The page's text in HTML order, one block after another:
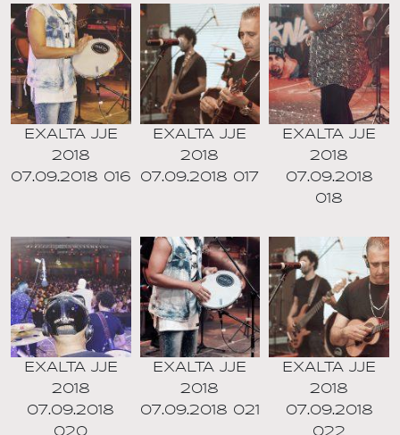
EXALTA JJE
2018
07.09.2018 016
EXALTA JJE
2018
07.09.2018 017
EXALTA JJE
2018
07.09.2018
018
EXALTA JJE
2018
07.09.2018
020
EXALTA JJE
2018
07.09.2018 021
EXALTA JJE
2018
07.09.2018
022